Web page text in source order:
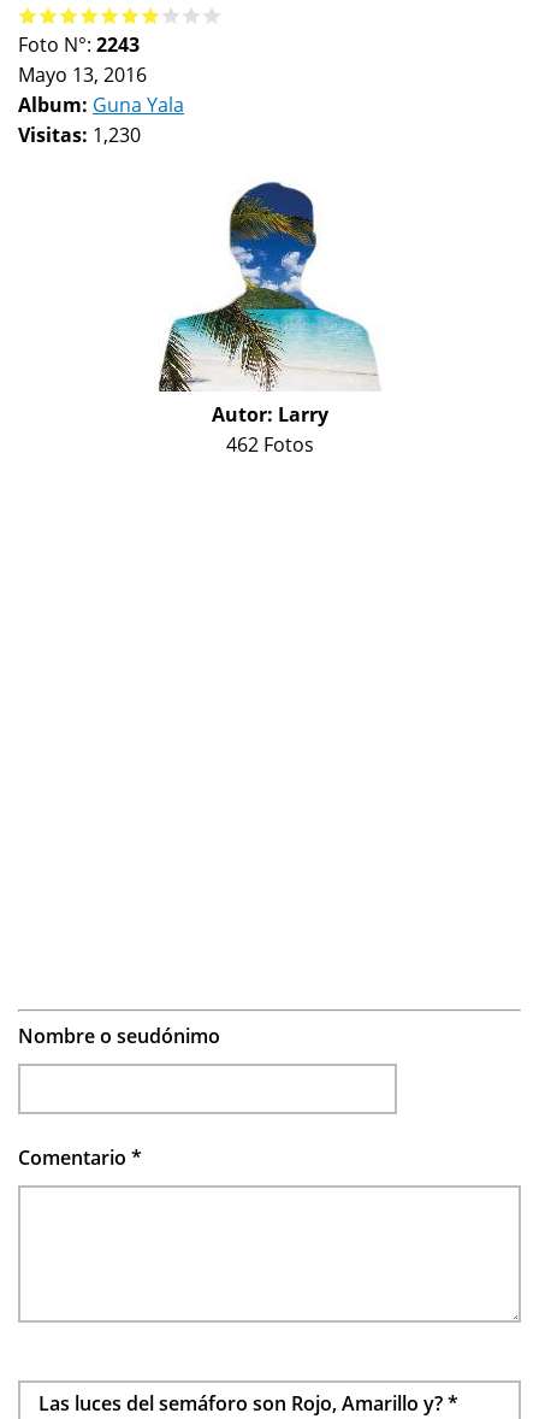
Foto N°: 2243
Mayo 13, 2016
Album: Guna Yala
Visitas: 1,230
Autor: Larry
462 Fotos
Nombre o seudónimo
Comentario *
Las luces del semáforo son Rojo, Amarillo y?*